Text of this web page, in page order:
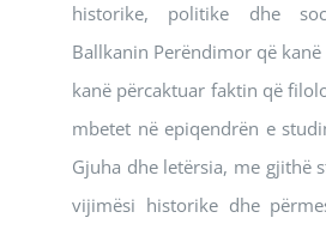
historike, politike dhe
Ballkanin Perëndimor që
kanë përcaktuar faktin që
mbetet në epiqendrën e
Gjuha dhe letërsia, me gjithë
vijimësi historike dhe